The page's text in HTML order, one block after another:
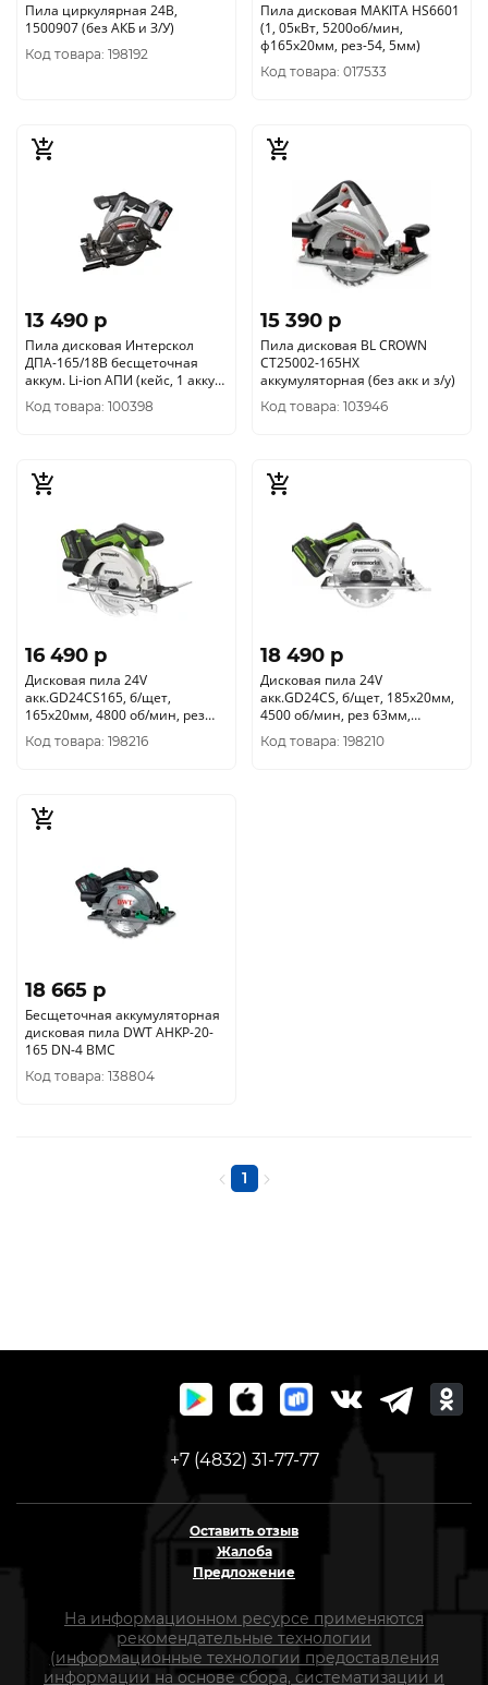
Пила циркулярная 24В,
1500907 (без АКБ и З/У)
Код товара: 198192
Пила дисковая MAKITA HS6601
(1, 05кВт, 5200об/мин,
ф165х20мм, рез-54, 5мм)
Код товара: 017533
13 490 p
Пила дисковая Интерскол
ДПА-165/18В бесщеточная
аккум. Li-ion АПИ (кейс, 1 аккум.
4Ач, ЗУ) 577.4.1.70
Код товара: 100398
15 390 p
Пила дисковая BL CROWN
CT25002-165HX
аккумуляторная (без акк и з/у)
Код товара: 103946
16 490 p
Дисковая пила 24V
акк.GD24CS165, б/щет,
165х20мм, 4800 об/мин, рез
57мм, 1501607CUG(1х5Ач, З/У)
Код товара: 198216
18 490 p
Дисковая пила 24V
акк.GD24CS, б/щет, 185х20мм,
4500 об/мин, рез 63мм,
1500907CUG(1х5Ач, З/У)
Код товара: 198210
18 665 p
Бесщеточная аккумуляторная
дисковая пила DWT AHKP-20-
165 DN-4 BMC
Код товара: 138804
1
+7 (4832) 31-77-77
Оставить отзыв
Жалоба
Предложение
На информационном ресурсе применяются
рекомендательные технологии
(информационные технологии предоставления
информации на основе сбора, систематизации и